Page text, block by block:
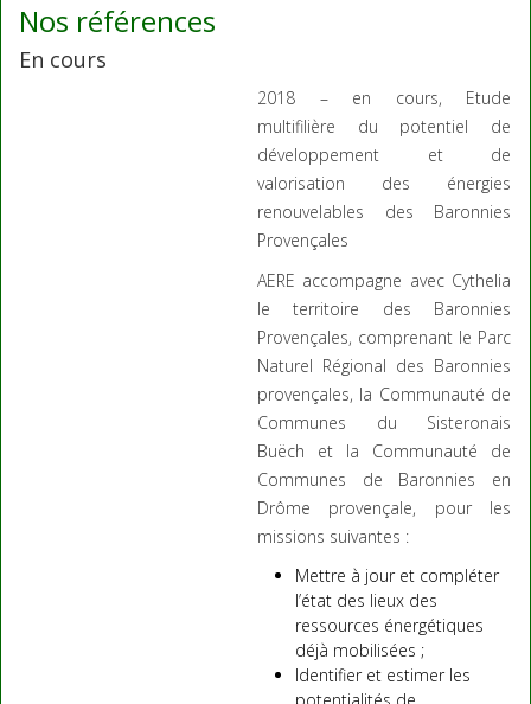
Nos références
En cours
2018 – en cours, Etude
multifilière du potentiel de
développement et de
valorisation des énergies
renouvelables des Baronnies
Provençales
AERE accompagne avec Cythelia
le territoire des Baronnies
Provençales, comprenant le Parc
Naturel Régional des Baronnies
provençales, la Communauté de
Communes du Sisteronais
Buëch et la Communauté de
Communes de Baronnies en
Drôme provençale, pour les
missions suivantes :
Mettre à jour et compléter
l’état des lieux des
ressources énergétiques
déjà mobilisées ;
Identifier et estimer les